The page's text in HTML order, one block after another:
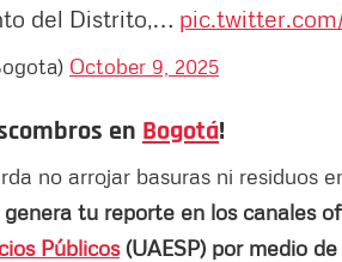
del Distrito,…
October 9, 2025
en Bogotá!
no arrojar basuras ni residuos
tu reporte en los canales
Públicos(UAESP) por medio de